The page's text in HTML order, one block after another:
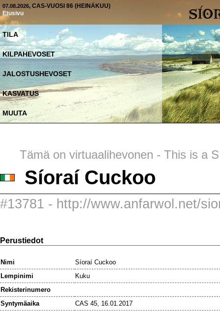
07.08.2026, CAS-VUOSI 86 (HEINÄKUU)
Etusivu
TILA
KILPAHEVOSET
JALOSTUSHEVOSET
KASVATUS
MUUTA
Tämä on virtuaalihevonen - This is a
Síoraí Cuckoo
#13781 - http://www.anfarwol.net/
Perustiedot
Nimi
Síoraí Cuckoo
Lempinimi
Kuku
Rekisterinumero
Syntymäaika
CAS 45, 16.01.2017